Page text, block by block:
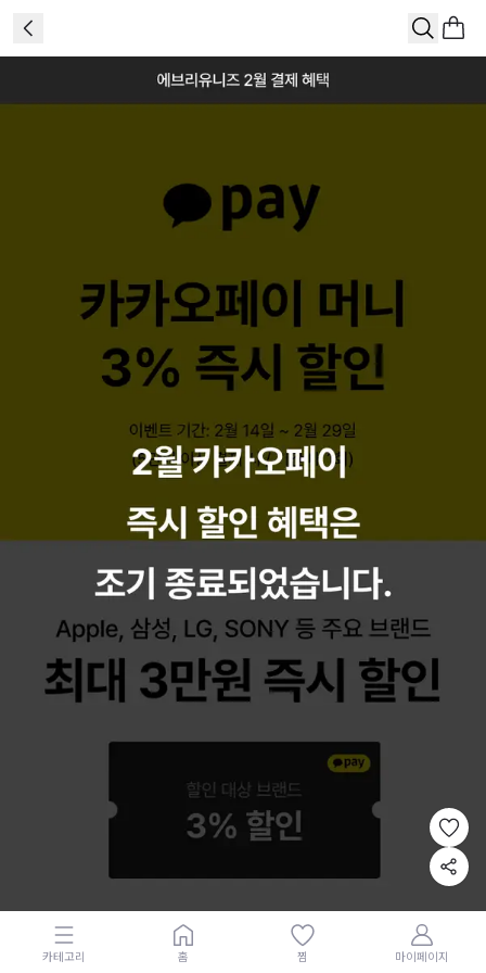
카테고리 홈 찜 마이페이지